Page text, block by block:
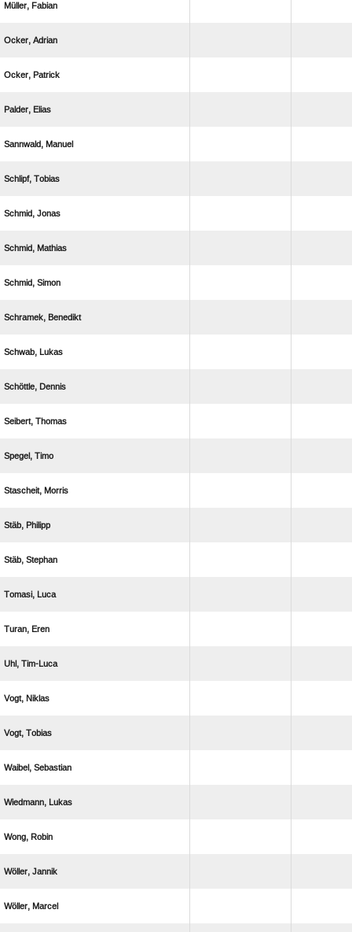
 
 
 
 
 
 
 
 
 
 
 
 
 
 
 
 
 
 
 
 
 
 
 
 
 
 
 